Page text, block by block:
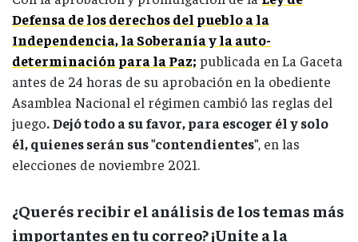
Defensa de los derechos del pueblo a la
Independencia, la Soberanía y la auto-
determinación para la Paz; publicada en La Gaceta
antes de 24 horas de su aprobación en la obediente
Asamblea Nacional el régimen cambió las reglas del
juego.Dejó todo a su favor, para escoger él y solo
él, quienes serán sus "contendientes", en las
elecciones de noviembre 2021.
¿Querés recibir el análisis de los temas más
importantes en tu correo? ¡Unite a la